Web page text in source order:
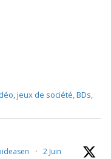
jeux de société, BDs,
· 2 Juin